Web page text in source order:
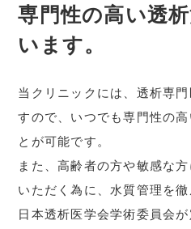
専門性の高い透
います。
当クリニックには、透析専
すので、いつでも専門性の
とが可能です。
また、高齢者の方や敏感な
いただく為に、水質管理を徹
日本透析医学会学術委員会